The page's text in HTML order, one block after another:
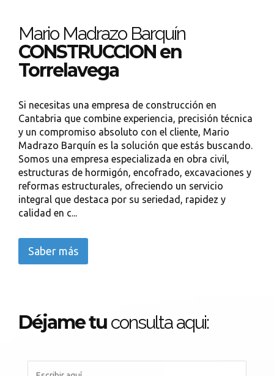
Mario Madrazo Barquín
CONSTRUCCION en
Torrelavega
Si necesitas una empresa de construcción en
Cantabria que combine experiencia, precisión técnica
y un compromiso absoluto con el cliente, Mario
Madrazo Barquín es la solución que estás buscando.
Somos una empresa especializada en obra civil,
estructuras de hormigón, encofrado, excavaciones y
reformas estructurales, ofreciendo un servicio
integral que destaca por su seriedad, rapidez y
calidad en c...
Saber más
Déjame tu consulta aqui: